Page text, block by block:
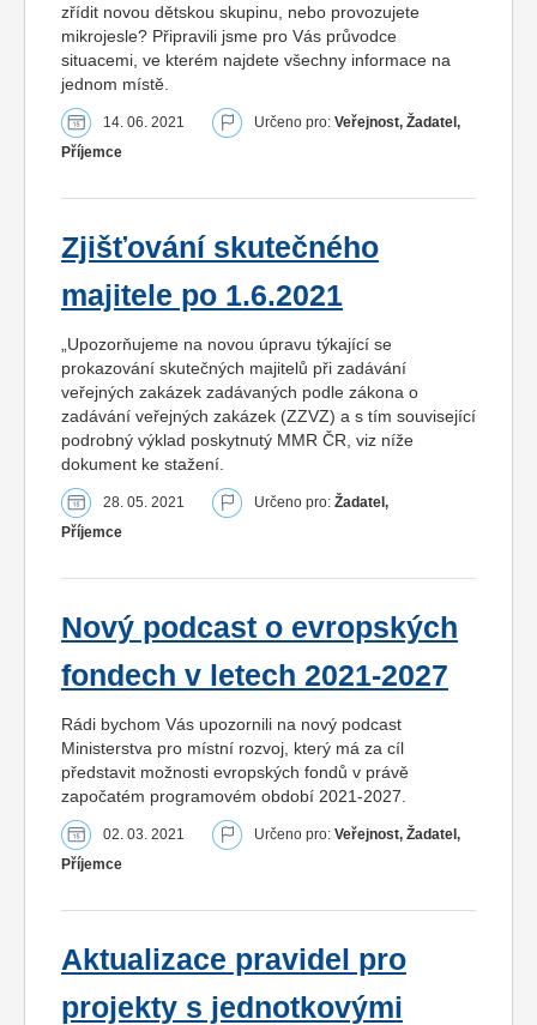
zřídit novou dětskou skupinu, nebo provozujete
mikrojesle? Připravili jsme pro Vás průvodce
situacemi, ve kterém najdete všechny informace na
jednom místě.
14. 06. 2021 Určeno pro: Veřejnost, Žadatel,
Příjemce
Zjišťování skutečného
majitele po 1.6.2021
„Upozorňujeme na novou úpravu týkající se
prokazování skutečných majitelů při zadávání
veřejných zakázek zadávaných podle zákona o
zadávání veřejných zakázek (ZZVZ) a s tím související
podrobný výklad poskytnutý MMR ČR, viz níže
dokument ke stažení.
28. 05. 2021 Určeno pro: Žadatel,
Příjemce
Nový podcast o evropských
fondech v letech 2021-2027
Rádi bychom Vás upozornili na nový podcast
Ministerstva pro místní rozvoj, který má za cíl
představit možnosti evropských fondů v právě
započatém programovém období 2021-2027.
02. 03. 2021 Určeno pro: Veřejnost, Žadatel,
Příjemce
Aktualizace pravidel pro
projekty s jednotkovými